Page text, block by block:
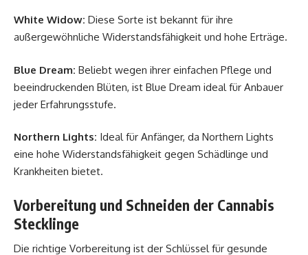
White Widow: Diese Sorte ist bekannt für ihre
außergewöhnliche Widerstandsfähigkeit und hohe Erträge.
Blue Dream: Beliebt wegen ihrer einfachen Pflege und
beeindruckenden Blüten, ist Blue Dream ideal für Anbauer
jeder Erfahrungsstufe.
Northern Lights: Ideal für Anfänger, da Northern Lights
eine hohe Widerstandsfähigkeit gegen Schädlinge und
Krankheiten bietet.
Vorbereitung und Schneiden der Cannabis
Stecklinge
Die richtige Vorbereitung ist der Schlüssel für gesunde